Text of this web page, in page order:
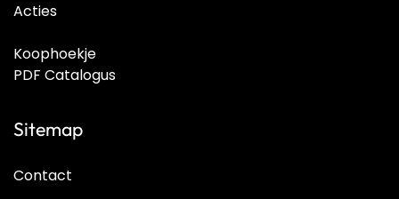
Acties
Koophoekje
PDF Catalogus
Sitemap
Contact